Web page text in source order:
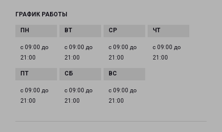
ГРАФИК РАБОТЫ
с 09:00 до
21:00
с 09:00 до
21:00
с 09:00 до
21:00
с 09:00 до
21:00
с 09:00 до
21:00
с 09:00 до
21:00
с 09:00 до
21:00